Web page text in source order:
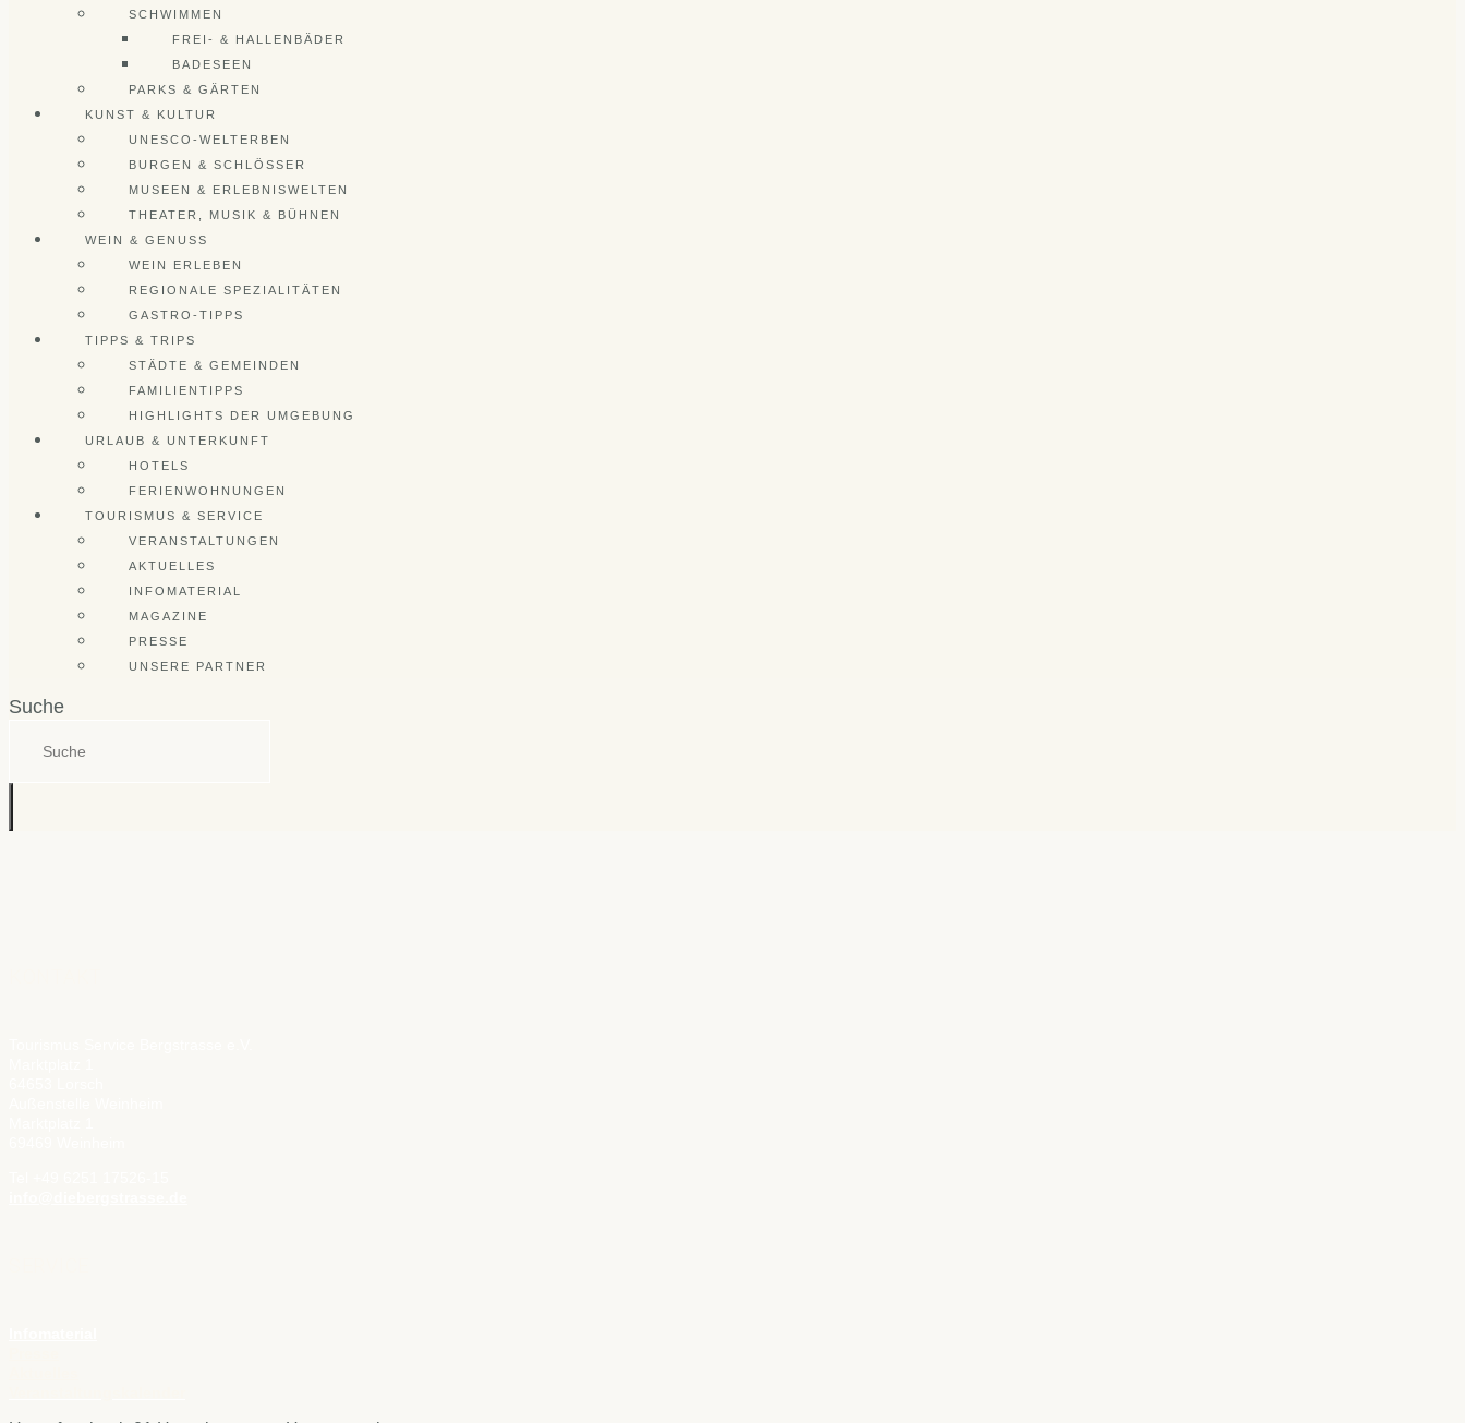
SCHWIMMEN
FREI- & HALLENBÄDER
BADESEEN
PARKS & GÄRTEN
KUNST & KULTUR
UNESCO-WELTERBEN
BURGEN & SCHLÖSSER
MUSEEN & ERLEBNISWELTEN
THEATER, MUSIK & BÜHNEN
WEIN & GENUSS
WEIN ERLEBEN
REGIONALE SPEZIALITÄTEN
GASTRO-TIPPS
TIPPS & TRIPS
STÄDTE & GEMEINDEN
FAMILIENTIPPS
HIGHLIGHTS DER UMGEBUNG
URLAUB & UNTERKUNFT
HOTELS
FERIENWOHNUNGEN
TOURISMUS & SERVICE
VERANSTALTUNGEN
AKTUELLES
INFOMATERIAL
MAGAZINE
PRESSE
UNSERE PARTNER
Suche